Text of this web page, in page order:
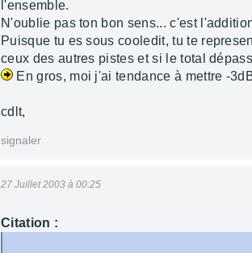
l'ensemble.
N'oublie pas ton bon sens... c'est
Puisque tu es sous cooledit, tu te
ceux des autres pistes et si le total
En gros, moi j'ai tendance à mettre -
cdlt,
signaler
27 Juillet 2003 à 00:25
Citation :